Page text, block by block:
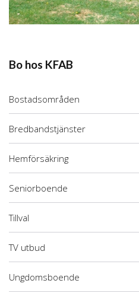
Bo hos KFAB
Bostadsområden
Bredbandstjänster
Hemförsäkring
Seniorboende
Tillval
TV utbud
Ungdomsboende